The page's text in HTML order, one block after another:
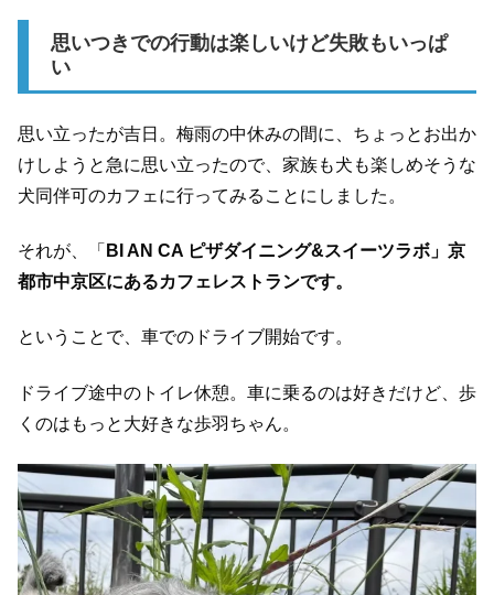
思いつきでの行動は楽しいけど失敗もいっぱ
い
思い立ったが吉日。梅雨の中休みの間に、ちょっとお出か
けしようと急に思い立ったので、家族も犬も楽しめそうな
犬同伴可のカフェに行ってみることにしました。
それが、「 BI AN CA ピザダイニング&スイーツラボ」京
都市中京区にあるカフェレストランです。
ということで、車でのドライブ開始です。
ドライブ途中のトイレ休憩。車に乗るのは好きだけど、歩
くのはもっと大好きな歩羽ちゃん。